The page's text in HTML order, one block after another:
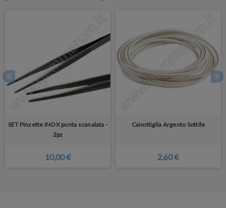
SET Pinzette INOX punta scanalata -
2pz
10,00 €
Canottiglia Argento Sottile
2,60 €